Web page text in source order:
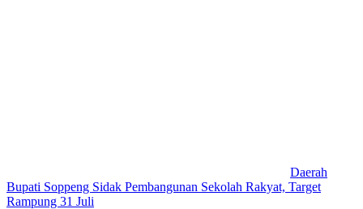
Daerah
Bupati Soppeng Sidak Pembangunan Sekolah Rakyat, Target
Rampung 31 Juli